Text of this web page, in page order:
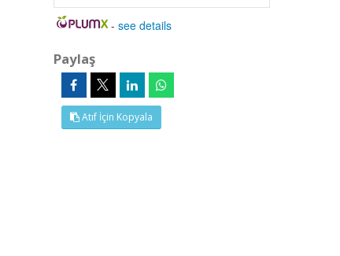
-see details
Paylaş
Atıf İçin Kopyala